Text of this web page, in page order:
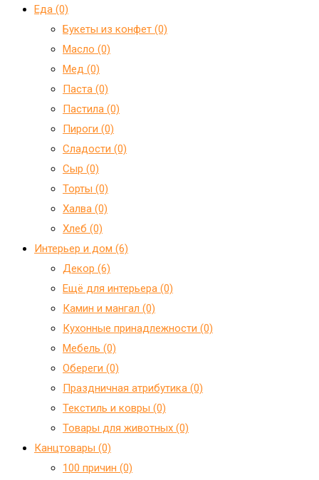
Еда (0)
Букеты из конфет (0)
Масло (0)
Мед (0)
Паста (0)
Пастила (0)
Пироги (0)
Сладости (0)
Сыр (0)
Торты (0)
Халва (0)
Хлеб (0)
Интерьер и дом (6)
Декор (6)
Ещё для интерьера (0)
Камин и мангал (0)
Кухонные принадлежности (0)
Мебель (0)
Обереги (0)
Праздничная атрибутика (0)
Текстиль и ковры (0)
Товары для животных (0)
Канцтовары (0)
100 причин (0)